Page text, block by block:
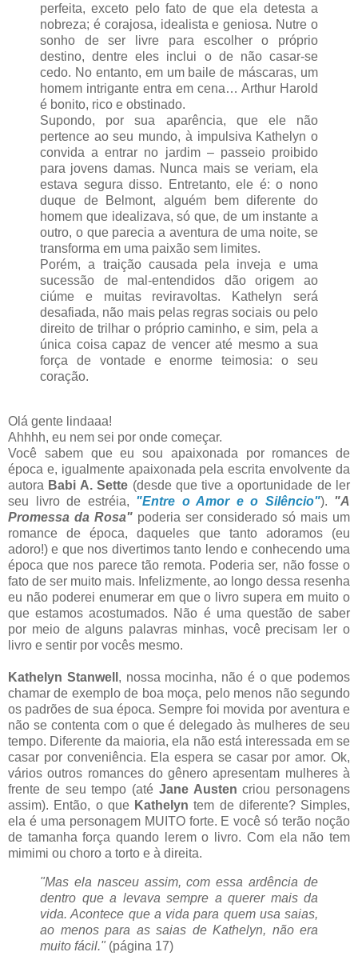
perfeita, exceto pelo fato de que ela detesta a
nobreza; é corajosa, idealista e geniosa. Nutre o
sonho de ser livre para escolher o próprio
destino, dentre eles inclui o de não casar-se
cedo. No entanto, em um baile de máscaras, um
homem intrigante entra em cena… Arthur Harold
é bonito, rico e obstinado.
Supondo, por sua aparência, que ele não
pertence ao seu mundo, à impulsiva Kathelyn o
convida a entrar no jardim – passeio proibido
para jovens damas. Nunca mais se veriam, ela
estava segura disso. Entretanto, ele é: o nono
duque de Belmont, alguém bem diferente do
homem que idealizava, só que, de um instante a
outro, o que parecia a aventura de uma noite, se
transforma em uma paixão sem limites.
Porém, a traição causada pela inveja e uma
sucessão de mal-entendidos dão origem ao
ciúme e muitas reviravoltas. Kathelyn será
desafiada, não mais pelas regras sociais ou pelo
direito de trilhar o próprio caminho, e sim, pela a
única coisa capaz de vencer até mesmo a sua
força de vontade e enorme teimosia: o seu
coração.
Olá gente lindaaa!
Ahhhh, eu nem sei por onde começar.
Você sabem que eu sou apaixonada por romances de
época e, igualmente apaixonada pela escrita envolvente da
autora Babi A. Sette (desde que tive a oportunidade de ler
seu livro de estréia, "Entre o Amor e o Silêncio"). "A
Promessa da Rosa" poderia ser considerado só mais um
romance de época, daqueles que tanto adoramos (eu
adoro!) e que nos divertimos tanto lendo e conhecendo uma
época que nos parece tão remota. Poderia ser, não fosse o
fato de ser muito mais. Infelizmente, ao longo dessa resenha
eu não poderei enumerar em que o livro supera em muito o
que estamos acostumados. Não é uma questão de saber
por meio de alguns palavras minhas, você precisam ler o
livro e sentir por vocês mesmo.
Kathelyn Stanwell , nossa mocinha, não é o que podemos
chamar de exemplo de boa moça, pelo menos não segundo
os padrões de sua época. Sempre foi movida por aventura e
não se contenta com o que é delegado às mulheres de seu
tempo. Diferente da maioria, ela não está interessada em se
casar por conveniência. Ela espera se casar por amor. Ok,
vários outros romances do gênero apresentam mulheres à
frente de seu tempo (até Jane Austen criou personagens
assim). Então, o que Kathelyntem de diferente? Simples,
ela é uma personagem MUITO forte. E você só terão noção
de tamanha força quando lerem o livro. Com ela não tem
mimimi ou choro a torto e à direita.
"Mas ela nasceu assim, com essa ardência de
dentro que a levava sempre a querer mais da
vida. Acontece que a vida para quem usa saias,
ao menos para as saias de Kathelyn, não era
muito fácil." (página 17)